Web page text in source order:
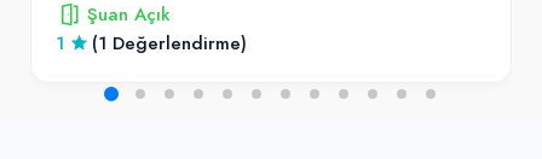
Şuan Açık
1
(1 Değerlendirme)